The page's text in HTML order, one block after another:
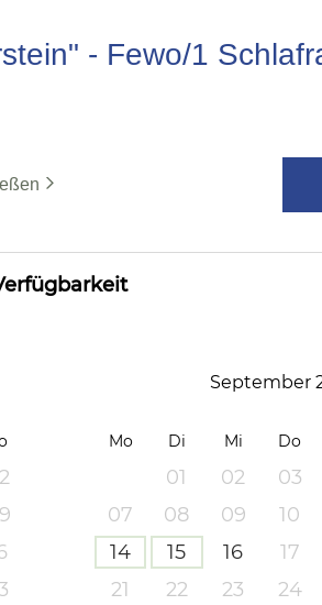
- Fewo/1
September
Mo Di Mi Do
01 02 03
07
08 09 10
14
15 16 17
21
22 23 24